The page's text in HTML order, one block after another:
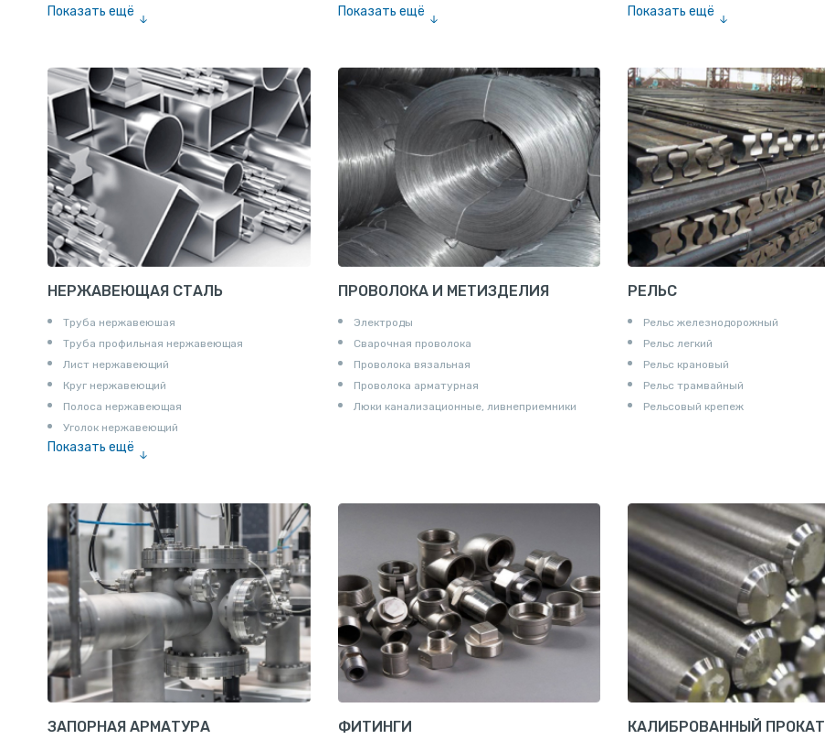
Показать ещё
Катанка
Шестигранник
Полособульб
Полукруг
Шпунт Ларсена
Показать ещё Показать ещё
НЕРЖАВЕЮЩАЯ СТАЛЬ
Труба нержавеюшая
Труба профильная нержавеющая
Лист нержавеющий
Круг нержавеющий
Полоса нержавеющая
Уголок нержавеющий
Показать ещё
ПРОВОЛОКА И МЕТИЗДЕЛИЯ
Электроды
Сварочная проволока
Проволока вязальная
Проволока арматурная
Люки канализационные, ливнеприемники
РЕЛЬС
Рельс железнодорожный
Рельс легкий
Рельс крановый
Рельс трамвайный
Рельсовый крепеж
ЗАПОРНАЯ АРМАТУРА ФИТИНГИ КАЛИБРОВАННЫЙ ПРОКАТ